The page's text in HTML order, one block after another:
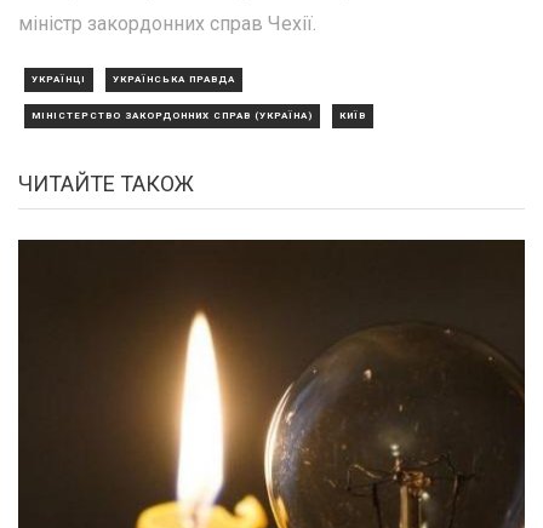
міністр закордонних справ Чехії.
УКРАЇНЦІ УКРАЇНСЬКА ПРАВДА
МІНІСТЕРСТВО ЗАКОРДОННИХ СПРАВ (УКРАЇНА) КИЇВ
ЧИТАЙТЕ ТАКОЖ